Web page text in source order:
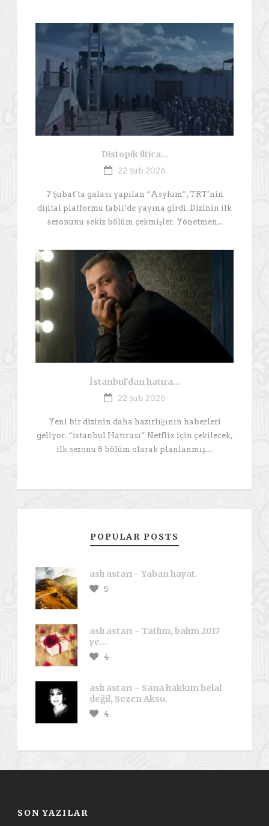
Distopik iltica…
22 Şub 2026
7 Şubat’ta galası yapılan “Asylum”, TRT’nin
dijital platformu tabii’de yayına girdi. Dizinin ilk
sezonunu sekiz bölüm çekmişler. Yönetmen...
İstanbul’dan hatıra…
22 Şub 2026
Yeni bir dizinin daha hazırlığının haberleri
geliyor. “İstanbul Hatırası” Netflix için çekilecek,
ilk sezonu 8 bölüm olarak planlanmış....
POPULAR POSTS
aslı astarı – Yaban hayat.
5
aslı astarı – Tatlım, balım 2017
ye…
4
aslı astarı – Sana hakkım helal
değil, Sezen Aksu.
4
SON YAZILAR